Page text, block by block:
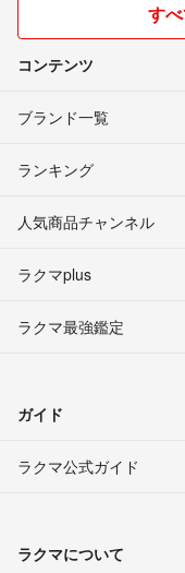
す
コンテンツ
ブランド一覧
ランキング
人気商品チャンネル
ラクマplus
ラクマ最強鑑定
ガイド
ラクマ公式ガイド
ラクマについて